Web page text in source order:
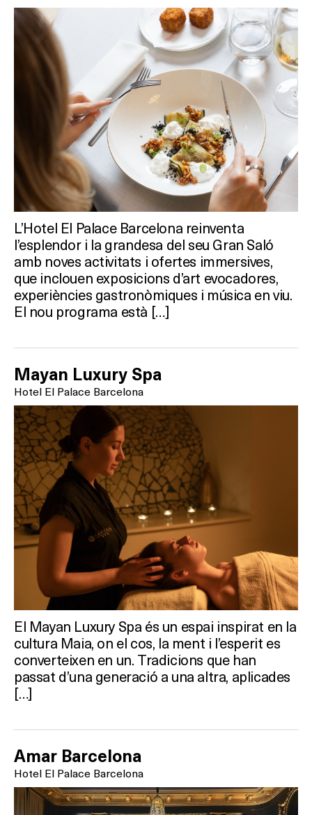
L’Hotel El Palace Barcelona reinventa
l’esplendor i la grandesa del seu Gran Saló
amb noves activitats i ofertes immersives,
que inclouen exposicions d’art evocadores,
experiències gastronòmiques i música en viu.
El nou programa està […]
Mayan Luxury Spa
Hotel El Palace Barcelona
El Mayan Luxury Spa és un espai inspirat en la
cultura Maia, on el cos, la ment i l’esperit es
converteixen en un. Tradicions que han
passat d’una generació a una altra, aplicades
[…]
Amar Barcelona
Hotel El Palace Barcelona